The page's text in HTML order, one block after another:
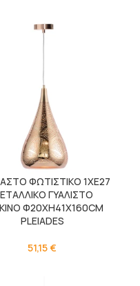
ΦΩΤΙΣΤΙΚΟ 1ΧΕ27
ΓΥΑΛΙΣΤΟ
Φ20ΧΗ41Χ160CM
PLEIADES
51,15€